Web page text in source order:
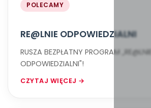
POLECAMY
RE@LNIE ODPOWIEDZIALNI
RUSZA BEZPŁATNY PROGRAM „RE@LNIE
ODPOWIEDZIALNI"!
CZYTAJ WIĘCEJ →